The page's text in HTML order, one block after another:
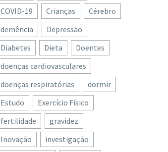
COVID-19
Crianças
Cérebro
demência
Depressão
Diabetes
Dieta
Doentes
doenças cardiovasculares
doenças respiratórias
dormir
Estudo
Exercício Físico
fertilidade
gravidez
Inovação
investigação